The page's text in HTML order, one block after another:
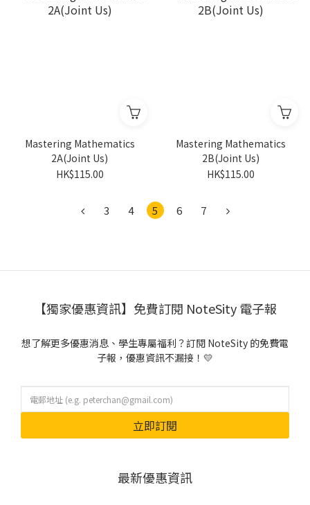
Mastering Mathematics
2A(Joint Us)
HK$115.00
Mastering Mathematics
2B(Joint Us)
HK$115.00
3 4 5 6 7
【獨家優惠資訊】免費訂閱 NoteSity 電子報
想了解更多優惠消息、學生專屬福利？訂閱 NoteSity 的免費電
子報，優惠資訊不漏接！💛
立即訂閱
最新優惠資訊